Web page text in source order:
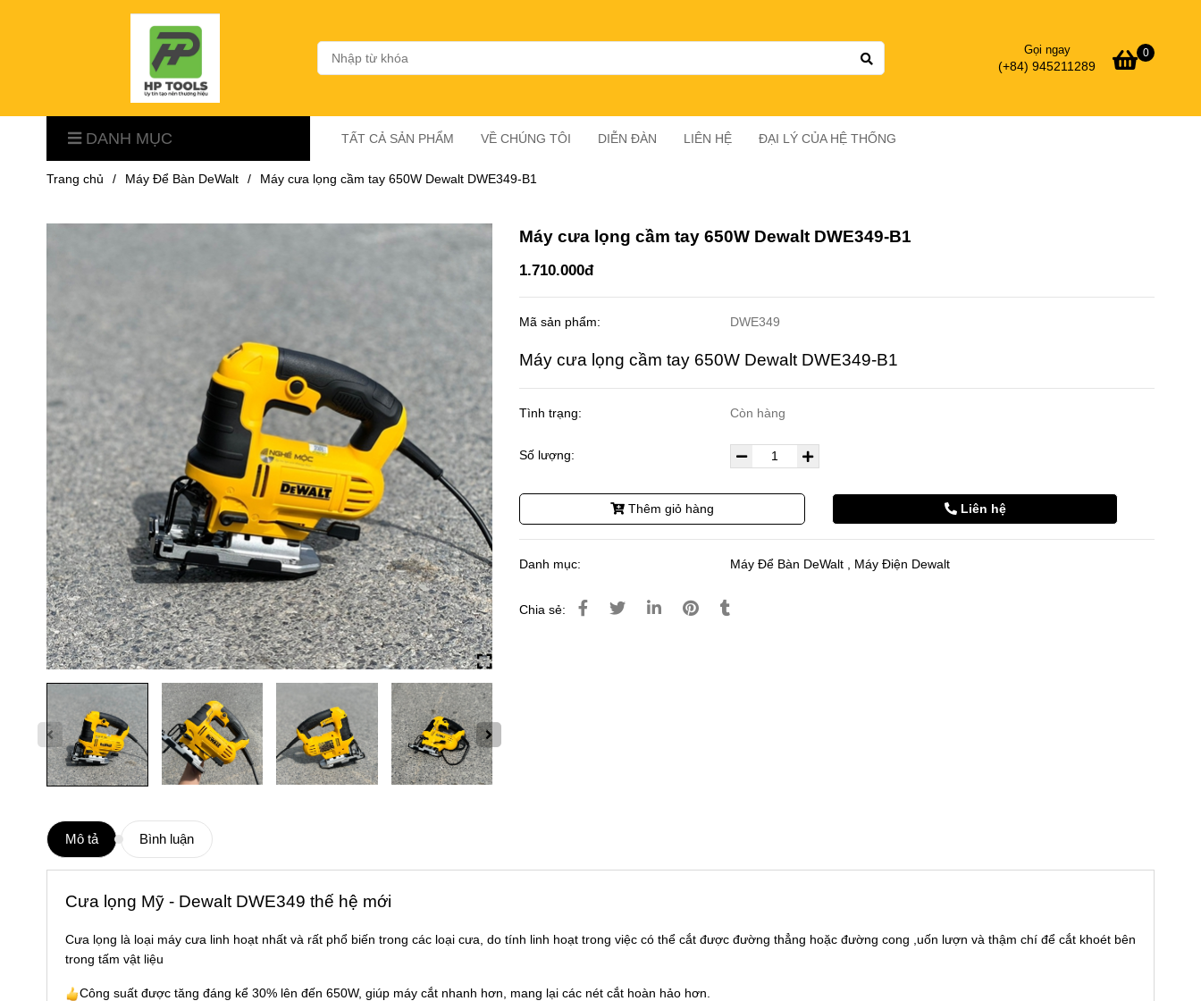
Gọi ngay
(+84) 945211289
0
DANH MỤC TẤT CẢ SẢN PHẨM VỀ CHÚNG TÔI DIỄN ĐÀN LIÊN HỆ ĐẠI LÝ CỦA HỆ THỐNG
Trang chủ / Máy Để Bàn DeWalt / Máy cưa lọng cầm tay 650W Dewalt DWE349-B1
Máy cưa lọng cầm tay 650W Dewalt DWE349-B1
1.710.000đ
Mã sản phẩm: DWE349
Máy cưa lọng cầm tay 650W Dewalt DWE349-B1
Tình trạng: Còn hàng
Số lượng:
Thêm giỏ hàng Liên hệ
Danh mục: Máy Để Bàn DeWalt Máy Điện Dewalt
Chia sẻ:
Mô tả Bình luận
Cưa lọng Mỹ - Dewalt DWE349 thế hệ mới
Cưa lọng là loại máy cưa linh hoạt nhất và rất phổ biến trong các loại cưa, do tính linh hoạt trong việc có thể cắt được đường thẳng hoặc đường cong ,uốn lượn và thậm chí để cắt khoét bên
trong tấm vật liệu
Công suất được tăng đáng kể 30% lên đến 650W, giúp máy cắt nhanh hơn, mang lại các nét cắt hoàn hảo hơn.